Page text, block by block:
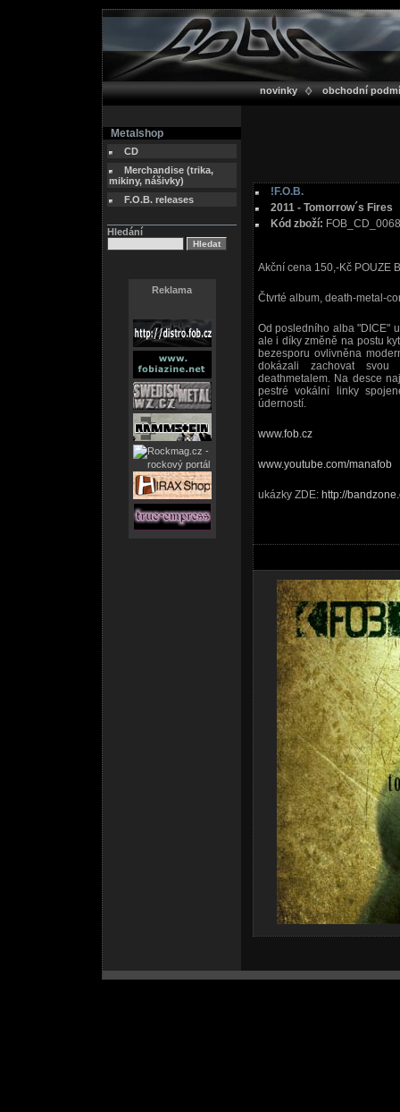
novinky obchodní
Metalshop
CD
Merchandise (trika,
mikiny, nášivky)
F.O.B. releases
Hledání
Reklama
!F.O.B.
2011 - Tomorrow´s Fires
Kód zboží:
Akční cena 150,-Kč POUZE
Čtvrté album, death-metal-
Od posledního alba "DICE"
ale i díky změně na postu
bezesporu ovlivněna
dokázali zachovat
deathmetalem. Na desce
pestré vokální linky
úderností.
www.fob.cz
www.youtube.com/manafob
ukázky ZDE: http://